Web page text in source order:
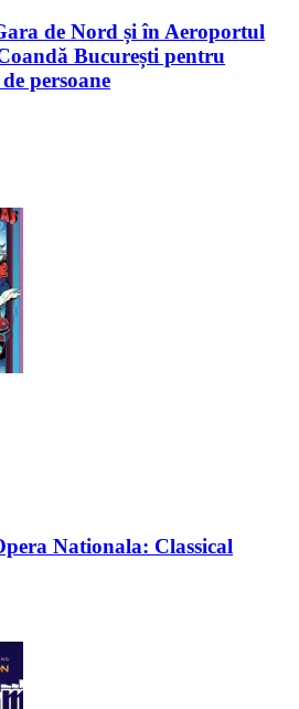
de Nord și în Aeroportul
București pentru
persoane
Nationala: Classical